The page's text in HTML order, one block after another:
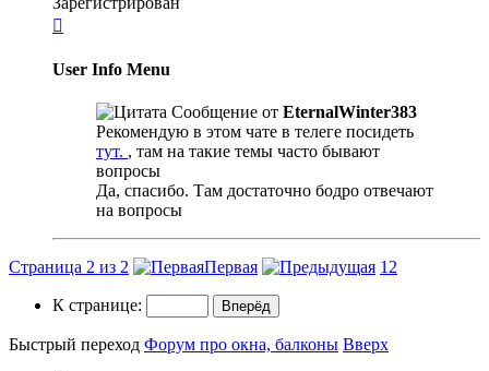

User Info Menu
Сообщение от EternalWinter383
Рекомендую в этом чате в телеге посидеть
тут. , там на такие темы часто бывают
вопросы
Да, спасибо. Там достаточно бодро отвечают
на вопросы
Страница 2 из 2 Первая 1 2
К странице:
Быстрый переход Форум про окна, балконы Вверх